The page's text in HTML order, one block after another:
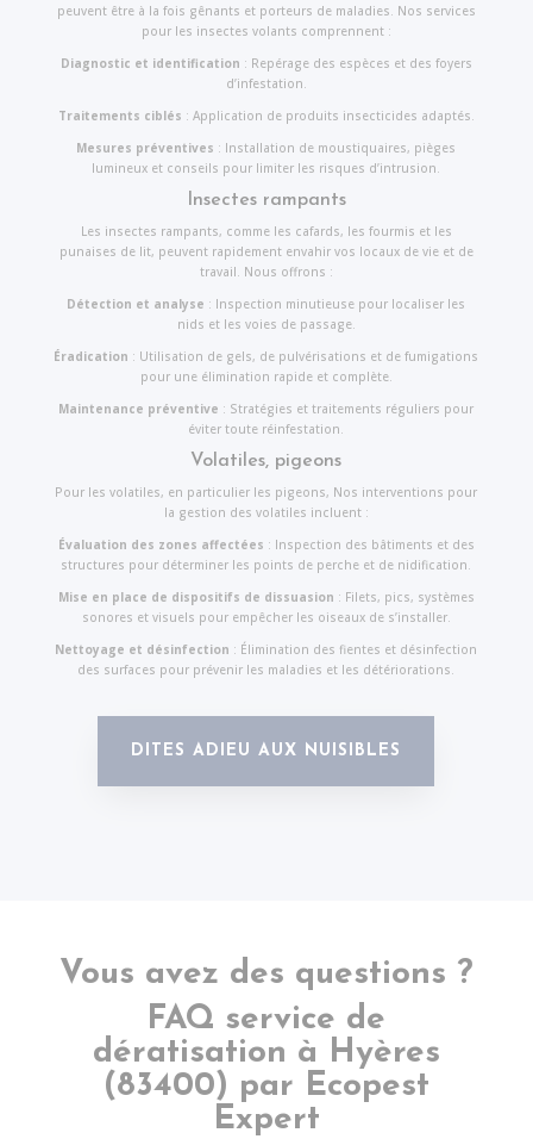
peuvent être à la fois gênants et porteurs de maladies. Nos services
pour les insectes volants comprennent :
Diagnostic et identification : Repérage des espèces et des foyers
d’infestation.
Traitements ciblés : Application de produits insecticides adaptés.
Mesures préventives : Installation de moustiquaires, pièges
lumineux et conseils pour limiter les risques d’intrusion.
Insectes rampants
Les insectes rampants, comme les cafards, les fourmis et les
punaises de lit, peuvent rapidement envahir vos locaux de vie et de
travail. Nous offrons :
Détection et analyse : Inspection minutieuse pour localiser les
nids et les voies de passage.
Éradication : Utilisation de gels, de pulvérisations et de fumigations
pour une élimination rapide et complète.
Maintenance préventive : Stratégies et traitements réguliers pour
éviter toute réinfestation.
Volatiles, pigeons
Pour les volatiles, en particulier les pigeons, Nos interventions pour
la gestion des volatiles incluent :
Évaluation des zones affectées : Inspection des bâtiments et des
structures pour déterminer les points de perche et de nidification.
Mise en place de dispositifs de dissuasion : Filets, pics, systèmes
sonores et visuels pour empêcher les oiseaux de s’installer.
Nettoyage et désinfection : Élimination des fientes et désinfection
des surfaces pour prévenir les maladies et les détériorations.
DITES ADIEU AUX NUISIBLES
Vous avez des questions ?
FAQ service de
dératisation à Hyères
(83400) par Ecopest
Expert